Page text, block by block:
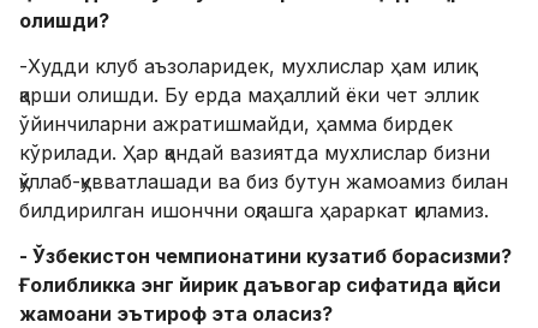
олишди?
-Худди клуб аъзоларидек, мухлислар ҳам илиқ
қарши олишди. Бу ерда маҳаллий ёки чет эллик
ўйинчиларни ажратишмайди, ҳамма бирдек
кўрилади. Ҳар қандай вазиятда мухлислар бизни
қўллаб-қувватлашади ва биз бутун жамоамиз билан
билдирилган ишончни оқлашга ҳараркат қиламиз.
- Ўзбекистон чемпионатини кузатиб борасизми?
Ғолибликка энг йирик даъвогар сифатида қайси
жамоани эътироф эта оласиз?